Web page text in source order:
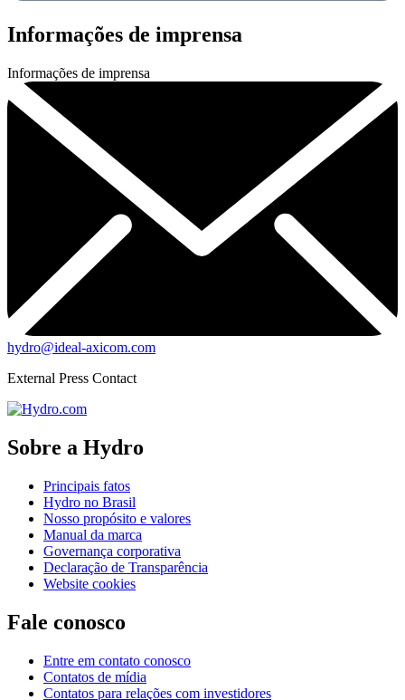
Informações de imprensa
Informações de imprensa
hydro@ideal-axicom.com
External Press Contact
Sobre a Hydro
Principais fatos
Hydro no Brasil
Nosso propósito e valores
Manual da marca
Governança corporativa
Declaração de Transparência
Website cookies
Fale conosco
Entre em contato conosco
Contatos de mídia
Contatos para relações com investidores